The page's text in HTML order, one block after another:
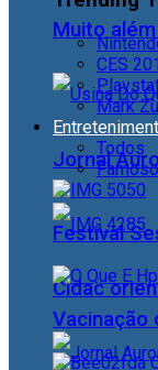
Muito
Jornal
Cidac
CES
Mark
Todos
Festival
Vacinação